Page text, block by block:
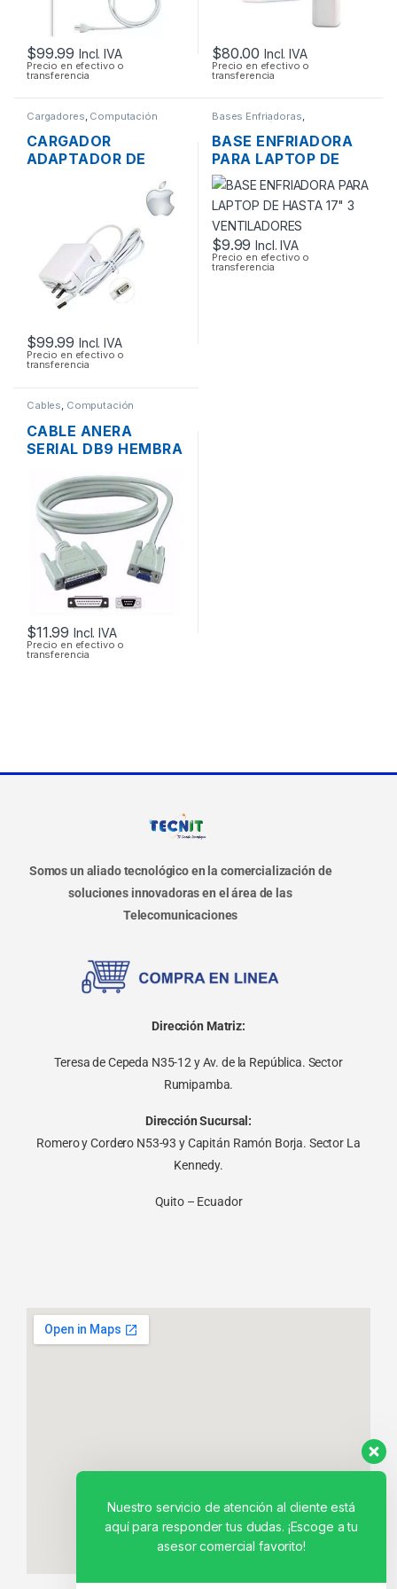
$99.99 Incl. IVA
Precio en efectivo o
transferencia
$80.00 Incl. IVA
Precio en efectivo o
transferencia
Cargadores Computación
CARGADOR
ADAPTADOR DE
ENERGÍA MAC APPLE
MAGSAFE 15.4V 3.1A
45W ORIGINAL
$99.99 Incl. IVA
Precio en efectivo o
transferencia
Bases Enfriadoras
Computación
BASE ENFRIADORA
PARA LAPTOP DE
HASTA 17″ 3
VENTILADORES
$9.99 Incl. IVA
Precio en efectivo o
transferencia
Cables, Computación
CABLE ANERA
SERIAL DB9 HEMBRA
MACHO 1.8MTS
$11.99 Incl. IVA
Precio en efectivo o
transferencia
Somos un aliado tecnológico en la comercialización de
soluciones innovadoras en el área de las
Telecomunicaciones
Dirección Matriz:
Teresa de Cepeda N35-12 y Av. de la República. Sector
Rumipamba.
Dirección Sucursal:
Romero y Cordero N53-93 y Capitán Ramón Borja. Sector La
Kennedy.
Quito – Ecuador
Nuestro servicio de atención al cliente está
aquí para responder tus dudas. ¡Escoge a tu
asesor comercial favorito!